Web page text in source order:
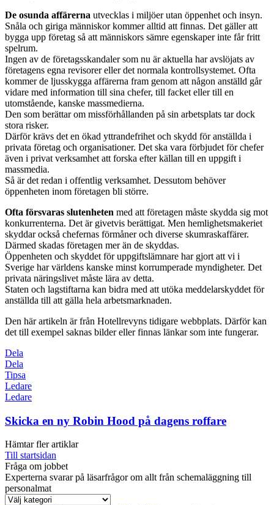
De osunda affärerna utvecklas i miljöer utan öppenhet och insyn.
Snåla och giriga människor kommer alltid att finnas. Det gäller att
bygga upp företag så att människors sämre egenskaper inte får fritt
spelrum.
Ingen av de företagsskandaler som nu är aktuella har avslöjats av
företagens egna revisorer eller det normala kontrollsystemet. Ofta
kommer de ljusskygga affärerna fram genom att någon anställd går
vidare med information till sina chefer, till facket eller till en
utomstående, kanske massmedierna.
Den som berättar om missförhållanden på sin arbetsplats tar dock
stora risker.
Därför krävs det en ökad yttrandefrihet och skydd för anställda i
privata företag och organisationer. Det ska vara förbjudet för chefer
även i privat verksamhet att forska efter källan till en uppgift i
massmedia.
Så är det redan i offentlig verksamhet. Dessutom behöver
öppenheten inom företagen bli större.
Ofta försvaras slutenheten med att företagen måste skydda sig mot
konkurrenterna. Det är givetvis berättigat. Men hemlighetsmakeriet
skyddar också chefernas förmåner och diverse skumraskaffärer.
Därmed skadas företagen mer än de skyddas.
Öppenheten och skyddet för uppgiftslämnare har gjort att vi i
Sverige har världens kanske minst korrumperade myndigheter. Det
privata näringslivet måste lära av detta.
Staten och lagstiftarna kan bidra med att utöka meddelarskyddet för
anställda till att gälla hela arbetsmarknaden.
Den här artikeln är från Hotellrevyns tidigare webbplats. Därför kan
det till exempel saknas bilder eller finnas länkar som inte fungerar.
Dela
Dela
Tipsa
Ledare
Ledare
Skicka en ny Robin Hood på dagens roffare
Hämtar fler artiklar
Till startsidan
Fråga om jobbet
Experterna svarar på läsarfrågor om allt från schemaläggning till
personalmat